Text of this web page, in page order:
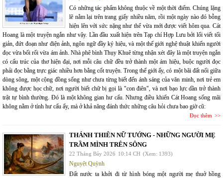
Có những tác phẩm không thuộc về một thời điểm. Chúng lặng
lẽ nằm lại trên trang giấy nhiều năm, rồi một ngày nào đó bỗng
hiện lên với sức nặng như thể vừa mới được viết hôm qua. Cát
Hoang là một truyện ngắn như vậy. Lần đầu xuất hiện trên Tạp chí Hợp Lưu bởi lối viết tối
giản, đứt đoạn như điện ảnh, ngôn ngữ đầy ký hiệu, và một thế giới nghệ thuật khiến người
đọc vừa bối rối vừa ám ảnh. Nhà phê bình Thụy Khuê từng nhận xét đây là một truyện ngắn
có cấu trúc của thơ hiện đại, nơi mỗi câu chữ đều trở thành một ám hiệu, buộc người đọc
phải đọc bằng trực giác nhiều hơn bằng cốt truyện. Trong thế giới ấy, có một bãi đất nổi giữa
dòng sông, một cộng đồng sống như chưa từng biết đến ánh sáng của văn minh, nơi trẻ em
không được học chữ, nơi người biết chữ bị gọi là "con điên", và nơi bạo lực dần trở thành
trật tự bình thường. Đó là một không gian hư cấu. Nhưng điều khiến Cát Hoang sống mãi
không nằm ở tính hư cấu ấy, mà ở khả năng đánh thức những câu hỏi chưa bao giờ cũ:
Đọc thêm
THÁNH THIÊN NỮ TƯỚNG - NHỮNG NGƯỜI MẸ
TRẦM MÌNH TRÊN SÔNG
22 Tháng Bảy 2026 10:14 CH (Xem: 1393)
Nguyệt Quỳnh
Đất nước ta khởi đi từ hình bóng một người mẹ thuở hồng